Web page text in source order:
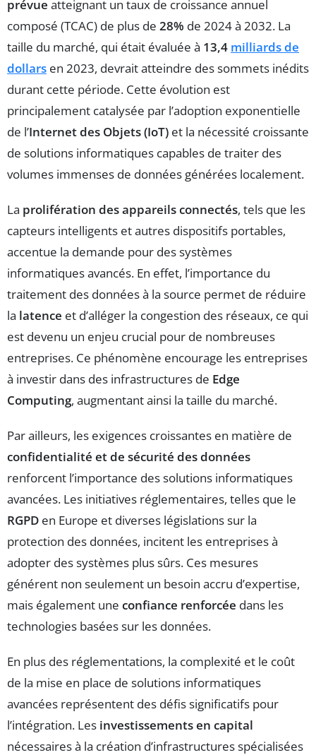
prévue atteignant un taux de croissance annuel
composé (TCAC) de plus de 28% de 2024 à 2032. La
taille du marché, qui était évaluée à 13,4 milliards de
dollars en 2023, devrait atteindre des sommets inédits
durant cette période. Cette évolution est
principalement catalysée par l’adoption exponentielle
de l’Internet des Objets (IoT) et la nécessité croissante
de solutions informatiques capables de traiter des
volumes immenses de données générées localement.
La prolifération des appareils connectés, tels que les
capteurs intelligents et autres dispositifs portables,
accentue la demande pour des systèmes
informatiques avancés. En effet, l’importance du
traitement des données à la source permet de réduire
la latence et d’alléger la congestion des réseaux, ce qui
est devenu un enjeu crucial pour de nombreuses
entreprises. Ce phénomène encourage les entreprises
à investir dans des infrastructures de Edge
Computing, augmentant ainsi la taille du marché.
Par ailleurs, les exigences croissantes en matière de
confidentialité et de sécurité des données
renforcent l’importance des solutions informatiques
avancées. Les initiatives réglementaires, telles que le
RGPD en Europe et diverses législations sur la
protection des données, incitent les entreprises à
adopter des systèmes plus sûrs. Ces mesures
générent non seulement un besoin accru d’expertise,
mais également une confiance renforcée dans les
technologies basées sur les données.
En plus des réglementations, la complexité et le coût
de la mise en place de solutions informatiques
avancées représentent des défis significatifs pour
l’intégration. Les investissements en capital
nécessaires à la création d’infrastructures spécialisées